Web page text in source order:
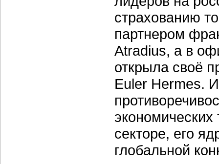
страхованию
партнером
Atradius, а в
открыла своё
Euler Hermes.
секторе, его
глобальной